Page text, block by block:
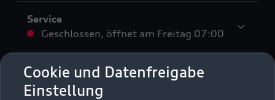
Cookie und Datenfreigabe
Einstellung
Service
Geschlossen, öffnet am Freitag 07:00
Teile & Zubehörverkauf
Geschlossen
Freitag 08:00